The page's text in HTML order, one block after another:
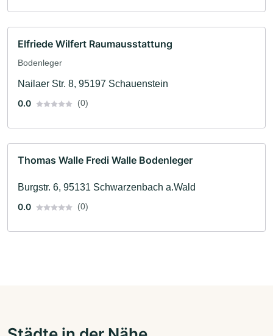
Elfriede Wilfert Raumausstattung
Bodenleger
Nailaer Str. 8, 95197 Schauenstein
0.0
(0)
Thomas Walle Fredi Walle Bodenleger
Burgstr. 6, 95131 Schwarzenbach a.Wald
0.0
(0)